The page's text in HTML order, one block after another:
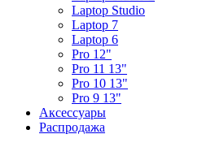
Laptop Studio
Laptop 7
Laptop 6
Pro 12"
Pro 11 13"
Pro 10 13"
Pro 9 13"
Аксессуары
Распродажа